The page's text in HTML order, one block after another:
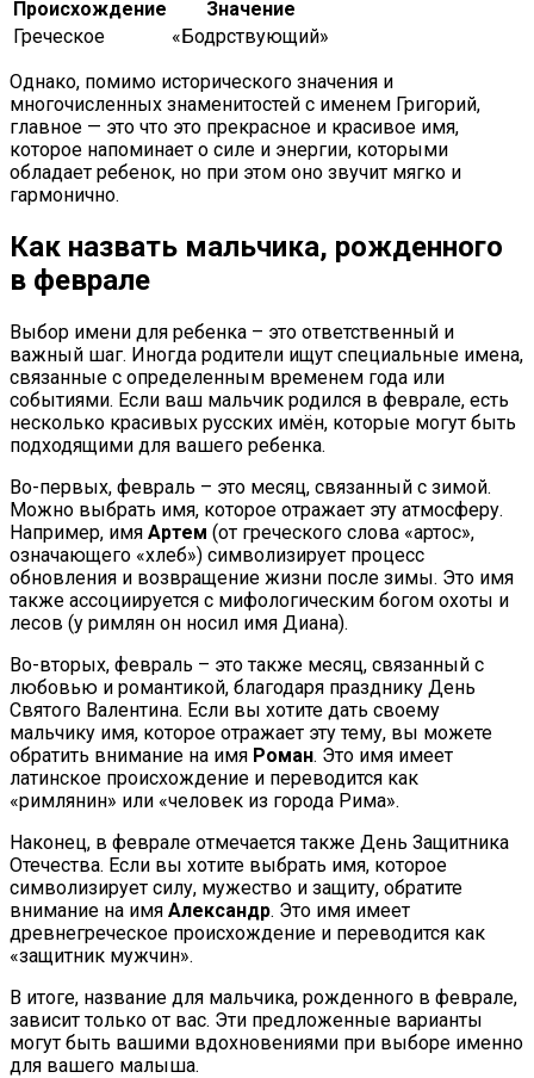
Происхождение
Значение
Греческое
«Бодрствующий»
Однако, помимо исторического значения и
многочисленных знаменитостей с именем Григорий,
главное — это что это прекрасное и красивое имя,
которое напоминает о силе и энергии, которыми
обладает ребенок, но при этом оно звучит мягко и
гармонично.
Как назвать мальчика, рожденного
в феврале
Выбор имени для ребенка – это ответственный и
важный шаг. Иногда родители ищут специальные имена,
связанные с определенным временем года или
событиями. Если ваш мальчик родился в феврале, есть
несколько красивых русских имён, которые могут быть
подходящими для вашего ребенка.
Во-первых, февраль – это месяц, связанный с зимой.
Можно выбрать имя, которое отражает эту атмосферу.
Например, имя Артем (от греческого слова «артос»,
означающего «хлеб») символизирует процесс
обновления и возвращение жизни после зимы. Это имя
также ассоциируется с мифологическим богом охоты и
лесов (у римлян он носил имя Диана).
Во-вторых, февраль – это также месяц, связанный с
любовью и романтикой, благодаря празднику День
Святого Валентина. Если вы хотите дать своему
мальчику имя, которое отражает эту тему, вы можете
обратить внимание на имя Роман. Это имя имеет
латинское происхождение и переводится как
«римлянин» или «человек из города Рима».
Наконец, в феврале отмечается также День Защитника
Отечества. Если вы хотите выбрать имя, которое
символизирует силу, мужество и защиту, обратите
внимание на имя Александр. Это имя имеет
древнегреческое происхождение и переводится как
«защитник мужчин».
В итоге, название для мальчика, рожденного в феврале,
зависит только от вас. Эти предложенные варианты
могут быть вашими вдохновениями при выборе именно
для вашего малыша.